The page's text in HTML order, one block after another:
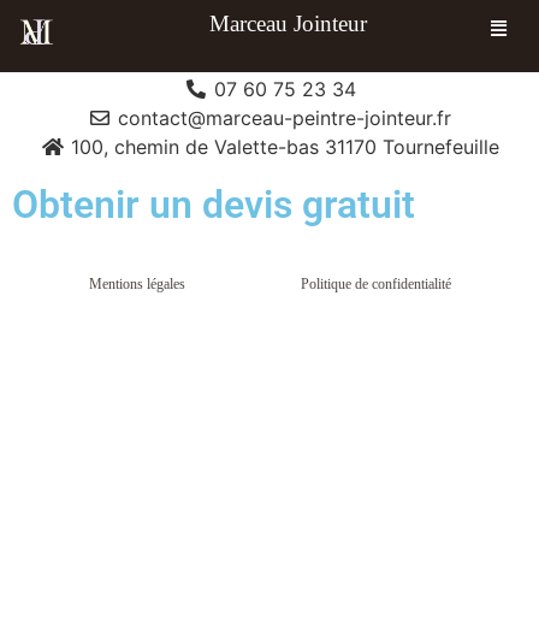
Marceau Jointeur
Nous contacter
07 60 75 23 34
contact@marceau-peintre-jointeur.fr
100, chemin de Valette-bas 31170 Tournefeuille
Obtenir un devis gratuit
Mentions légales Politique de confidentialité